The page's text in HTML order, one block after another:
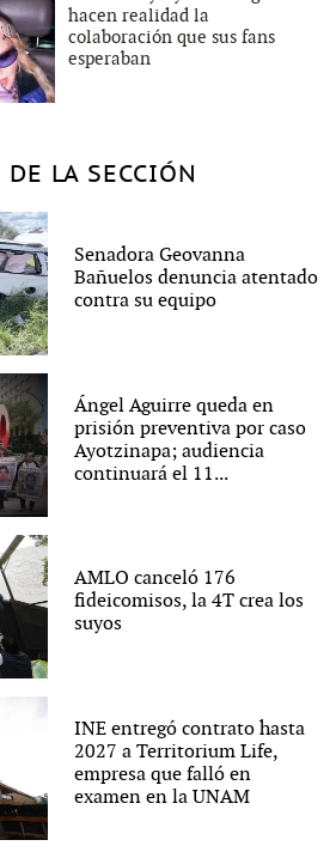
hacen realidad la
colaboración que sus fans
esperaban
LA SECCIÓN
Senadora Geovanna
Bañuelos denuncia atentado
contra su equipo
Ángel Aguirre queda en
prisión preventiva por caso
Ayotzinapa; audiencia
continuará el 11...
AMLO canceló 176
fideicomisos, la 4T crea los
suyos
INE entregó contrato hasta
2027 a Territorium Life,
empresa que falló en
examen en la UNAM